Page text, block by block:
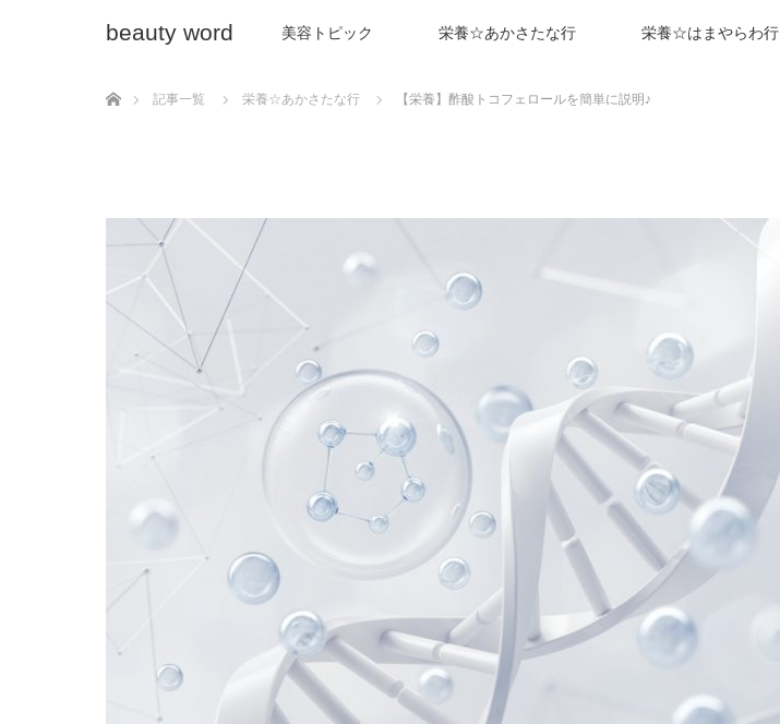
beauty word 美容トピック 栄養☆あかさたな行 栄養☆はまやらわ行
記事一覧
栄養☆あかさたな行 【栄養】酢酸トコフェロールを簡単に説明♪